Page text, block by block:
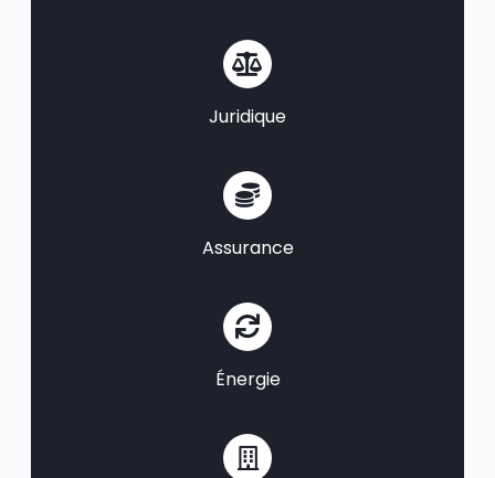
Juridique
Assurance
Énergie